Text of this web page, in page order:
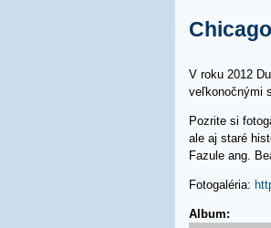
V roku 2012
veľkonočnými
Pozrite si
ale aj staré
Fazule ang.
Fotogaléria:
Album: